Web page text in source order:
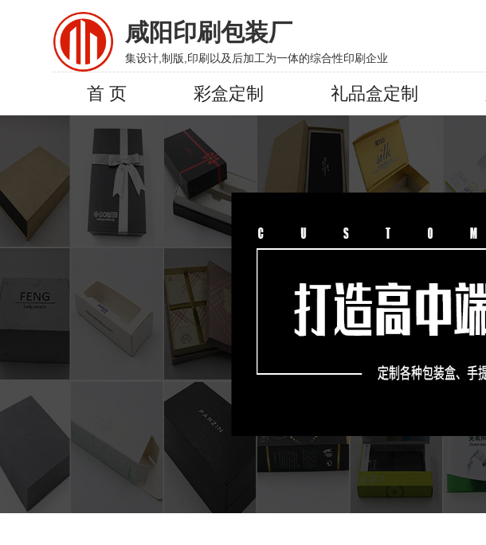
咸阳印刷包装厂
集设计,制版,印刷以及后加工为一体的综合性印刷企业
首 页 彩盒定制 礼品盒定制